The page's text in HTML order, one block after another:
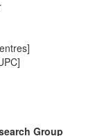
Group